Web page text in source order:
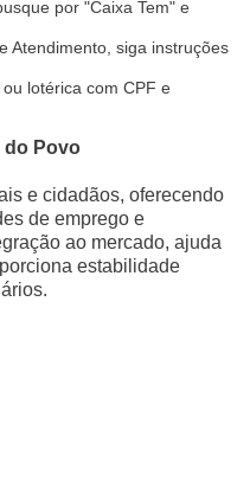
por "Caixa Tem" e
Atendimento, siga instruções
lotérica com CPF e
do Povo
e cidadãos, oferecendo
de emprego e
ao mercado, ajuda
estabilidade